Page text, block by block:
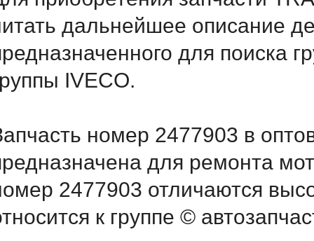
дальнейшее описание
для поиска
IVECO.
номер 2477903 в
для ремонта
2477903 отличаются
к группе ©